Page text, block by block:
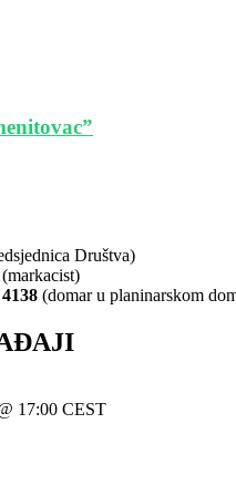
Društva)
(markacist)
(domar u planinarskom
17:00 CEST